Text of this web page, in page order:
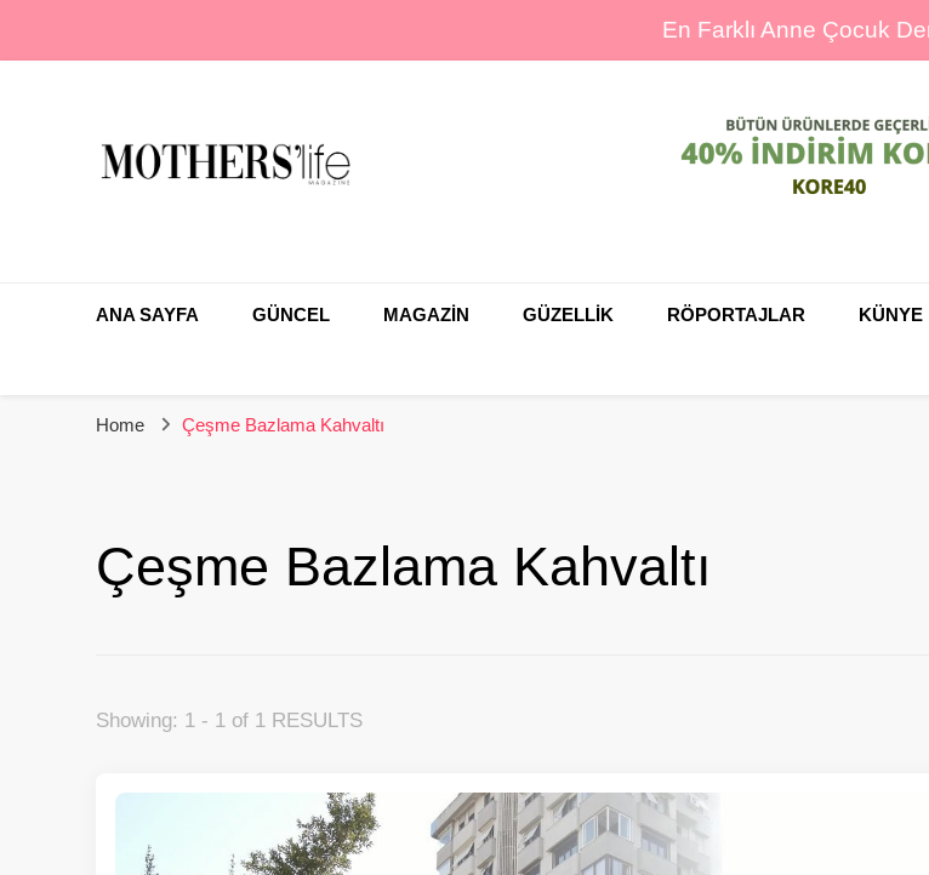
En Farklı Anne Çocuk
ANA SAYFA GÜNCEL MAGAZİN GÜZELLİK RÖPORTAJLAR KÜNYE
Home Çeşme Bazlama Kahvaltı
Çeşme Bazlama Kahvaltı
Showing: 1 - 1 of 1 RESULTS